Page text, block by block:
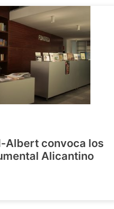
Albert convoca los
Alicantino